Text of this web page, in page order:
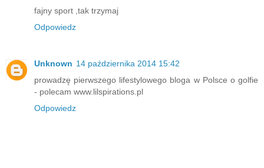
fajny sport ,tak trzymaj
Odpowiedz
Unknown 14 października 2014 15:42
prowadzę pierwszego lifestylowego bloga w Polsce o golfie
- polecam www.lilspirations.pl
Odpowiedz